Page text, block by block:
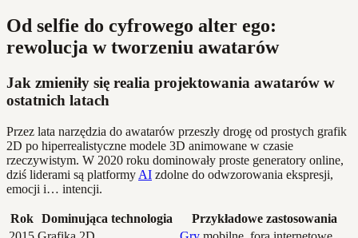
Od selfie do cyfrowego alter ego:
rewolucja w tworzeniu awatarów
Jak zmieniły się realia projektowania awatarów w
ostatnich latach
Przez lata narzędzia do awatarów przeszły drogę od prostych grafik
2D po hiperrealistyczne modele 3D animowane w czasie
rzeczywistym. W 2020 roku dominowały proste generatory online,
dziś liderami są platformy AI zdolne do odwzorowania ekspresji,
emocji i… intencji.
Rok Dominująca technologia
Przykładowe zastosowania